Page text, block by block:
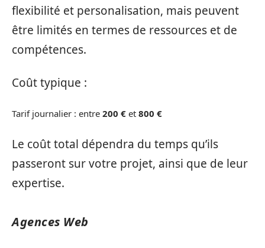
flexibilité et personalisation, mais peuvent
être limités en termes de ressources et de
compétences.
Coût typique :
Tarif journalier : entre 200 € et 800 €
Le coût total dépendra du temps qu’ils
passeront sur votre projet, ainsi que de leur
expertise.
Agences Web